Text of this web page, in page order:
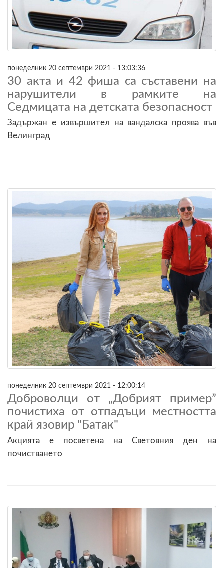
понеделник 20 септември 2021 - 13:03:36
30 акта и 42 фиша са съставени на
нарушители в рамките на
Седмицата на детската безопасност
Задържан е извършител на вандалска проява във
Велинград
понеделник 20 септември 2021 - 12:00:14
Доброволци от „Добрият пример”
почистиха от отпадъци местността
край язовир "Батак"
Акцията е посветена на Световния ден на
почистването